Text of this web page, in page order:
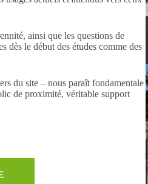
ainsi que les questions de
dès le début des études comme des
du site – nous paraît fondamentale
de proximité, véritable support